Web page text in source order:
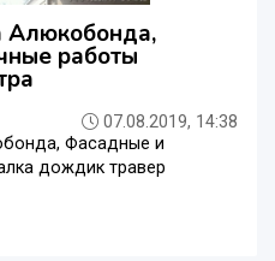
Алюкобонда,
работы
07.08.2019, 14:38
Фасадные и
дождик травер